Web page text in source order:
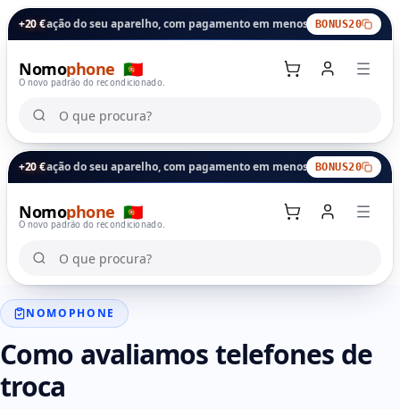
+20 €do seu aparelho, com pagamento em menos de 24 horas. Bónus
BONUS20
Nomophone
O novo padrão do recondicionado.
🇵🇹
O que procura?
O que procura?
+20 €do seu aparelho, com pagamento em menos de 24 horas. Bónus
BONUS20
Nomophone
O novo padrão do recondicionado.
🇵🇹
Carrinho
O que procura?
O que procura?
NOMOPHONE
Como avaliamos telefones de
troca